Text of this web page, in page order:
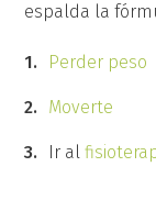
espalda la
Perder peso
Moverte
Ir al